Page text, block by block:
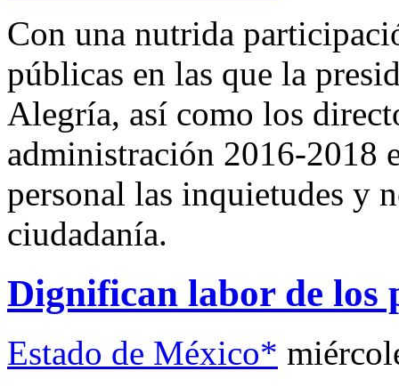
Con una nutrida
públicas en las que la
Alegría, así como los
administración 2016-2018
personal las inquietudes y
ciudadanía.
Dignifican labor de los
Estado de México*